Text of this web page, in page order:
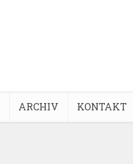
ARCHIV KONTAKT